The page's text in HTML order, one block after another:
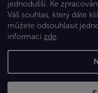
jednodušší. Ke
Váš souhlas, který dáte
můžete odsouhlasit
informací zde.
Copyright 2026Eshop